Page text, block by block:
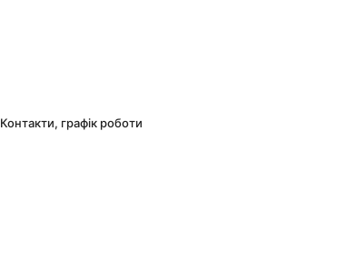
Контакти, графік роботи